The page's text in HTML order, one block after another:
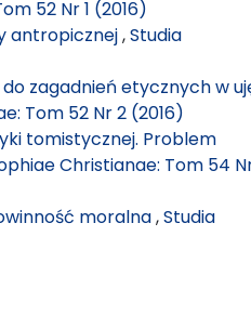
52 Nr 1 (2016)
antropicznej,Studia
zagadnień etycznych w
Tom 52 Nr 2 (2016)
tomistycznej. Problem
Christianae: Tom 54
moralna,Studia